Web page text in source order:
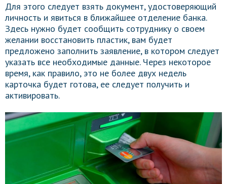
Для этого следует взять документ, удостоверяющий
личность и явиться в ближайшее отделение банка.
Здесь нужно будет сообщить сотруднику о своем
желании восстановить пластик, вам будет
предложено заполнить заявление, в котором следует
указать все необходимые данные. Через некоторое
время, как правило, это не более двух недель
карточка будет готова, ее следует получить и
активировать.